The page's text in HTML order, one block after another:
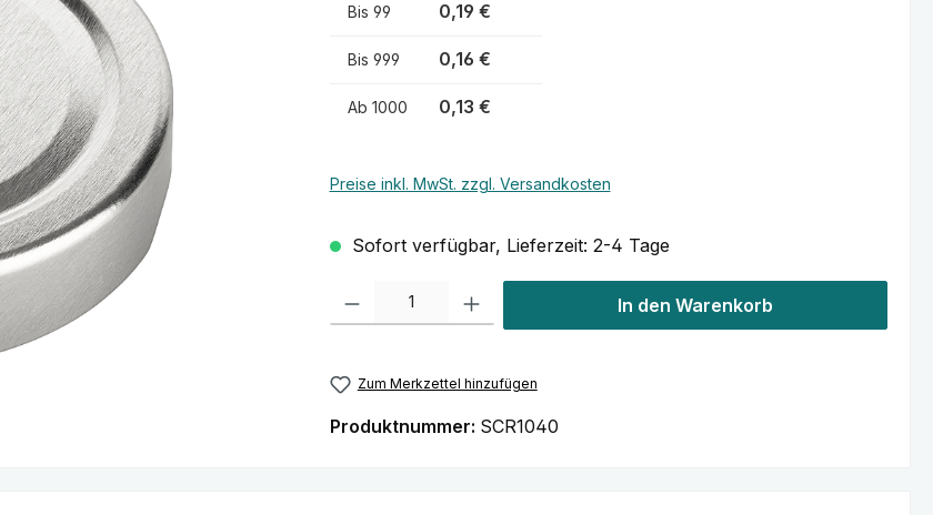
Bis 99 0,19 €
Bis 999 0,16 €
Ab 1000 0,13 €
Preise inkl. MwSt. zzgl. Versandkosten
Sofort verfügbar, Lieferzeit: 2-4 Tage
Produkt Anzahl: Gib den gewünschten Wert ein oder benutze die Schaltflächen
In den Warenkorb
Zum Merkzettel hinzufügen
Produktnummer: SCR1040